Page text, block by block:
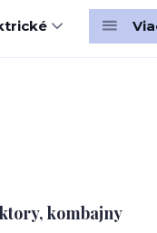
kombajny